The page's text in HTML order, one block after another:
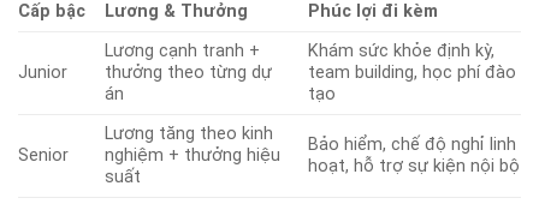
Cấp bậc Lương & Thưởng Phúc lợi đi kèm
Junior
Lương cạnh tranh +
thưởng theo từng dự
án
Khám sức khỏe định kỳ,
team building, học phí đào
tạo
Senior
Lương tăng theo kinh
nghiệm + thưởng hiệu
suất
Bảo hiểm, chế độ nghỉ linh
hoạt, hỗ trợ sự kiện nội bộ